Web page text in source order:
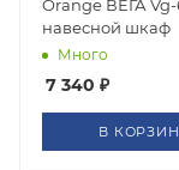
Orange ВЕГА Vg-
навесной шкаф
Много
7 340 ₽
В